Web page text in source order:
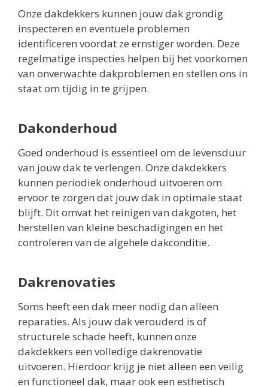
Onze dakdekkers kunnen jouw dak grondig
inspecteren en eventuele problemen
identificeren voordat ze ernstiger worden. Deze
regelmatige inspecties helpen bij het voorkomen
van onverwachte dakproblemen en stellen ons in
staat om tijdig in te grijpen.
Dakonderhoud
Goed onderhoud is essentieel om de levensduur
van jouw dak te verlengen. Onze dakdekkers
kunnen periodiek onderhoud uitvoeren om
ervoor te zorgen dat jouw dak in optimale staat
blijft. Dit omvat het reinigen van dakgoten, het
herstellen van kleine beschadigingen en het
controleren van de algehele dakconditie.
Dakrenovaties
Soms heeft een dak meer nodig dan alleen
reparaties. Als jouw dak verouderd is of
structurele schade heeft, kunnen onze
dakdekkers een volledige dakrenovatie
uitvoeren. Hierdoor krijg je niet alleen een veilig
en functioneel dak, maar ook een esthetisch